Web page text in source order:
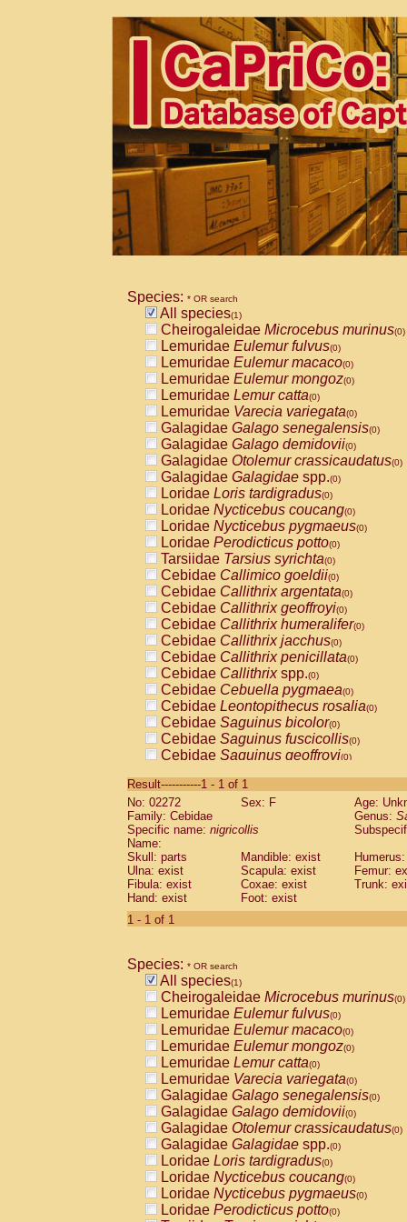
Species: * OR search
All species(1)
Cheirogaleidae Microcebus murinus(0)
Lemuridae Eulemur fulvus(0)
Lemuridae Eulemur macaco(0)
Lemuridae Eulemur mongoz(0)
Lemuridae Lemur catta(0)
Lemuridae Varecia variegata(0)
Galagidae Galago senegalensis(0)
Galagidae Galago demidovii(0)
Galagidae Otolemur crassicaudatus(0)
Galagidae Galagidae spp.(0)
Loridae Loris tardigradus(0)
Loridae Nycticebus coucang(0)
Loridae Nycticebus pygmaeus(0)
Loridae Perodicticus potto(0)
Tarsiidae Tarsius syrichta(0)
Cebidae Callimico goeldii(0)
Cebidae Callithrix argentata(0)
Cebidae Callithrix geoffroyi(0)
Cebidae Callithrix humeralifer(0)
Cebidae Callithrix jacchus(0)
Cebidae Callithrix penicillata(0)
Cebidae Callithrixspp.(0)
Cebidae Cebuella pygmaea(0)
Cebidae Leontopithecus rosalia(0)
Cebidae Saguinus bicolor(0)
Cebidae Saguinus fuscicollis(0)
Cebidae Saguinus geoffroyi(0)
CebidaeSaguinus labiatus(0)
Cebidae Saguinus leucopus (0)
Cebidae
CebidaeSaguinus mystax
Cebidae Saguinus nigricollis (1)
Cebidae Saguinus oedipus
Cebidae Saguinus weddelli
Cebidae Saguinusspp.
Cebidae
CebidaeCebus capucinus
CebidaeCebus nigrivittatus
CebidaeCebus spp.(0)
CebidaeSaimiri boliviensis(0)
CebidaeSaimiri sciureus(0)
AtelidaeAlouatta caraya(0)
AtelidaeAlouatta fusca(0)
AtelidaeAlouatta seniculus(0)
AtelidaeAlouattaspp.(0)
AtelidaeAteles belzebuth(0)
AtelidaeAteles geoffroyi(0)
AtelidaeAteles paniscus(0)
AtelidaeAtelesspp.(0)
AtelidaeLagothrix lagothricha(0)
AtelidaeLagothrix lagothricha cana
PitheciidaeCacajao calvus
Result-----------1 - 1 of 1
No: 02272
Sex: F
Age:
Family: Cebidae
Genus:
Specific name: nigricollis
Name:
Skull: parts
Mandible: exist
Ulna: exist
Scapula: exist
Femur:
Fibula: exist
Coxae: exist
Trunk:
Hand: exist
Foot: exist
1 - 1 of 1
Species: * OR search
All species(1)
Cheirogaleidae Microcebus murinus(0)
Lemuridae Eulemur fulvus(0)
Lemuridae Eulemur macaco(0)
Lemuridae Eulemur mongoz(0)
Lemuridae Lemur catta(0)
Lemuridae Varecia variegata(0)
Galagidae Galago senegalensis(0)
Galagidae Galago demidovii(0)
Galagidae Otolemur crassicaudatus(0)
Galagidae Galagidae spp.(0)
Loridae Loris tardigradus(0)
Loridae Nycticebus coucang(0)
Loridae Nycticebus pygmaeus(0)
Loridae Perodicticus potto(0)